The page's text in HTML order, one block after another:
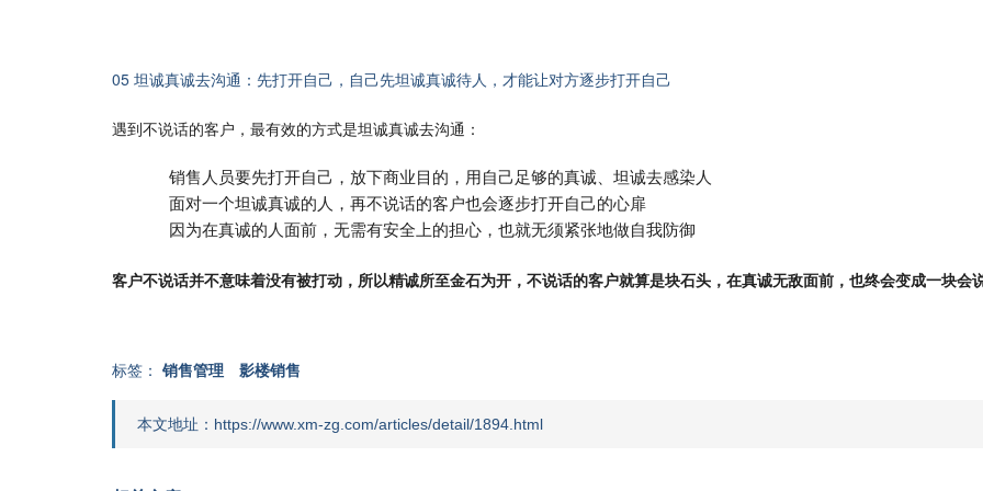
05 坦诚真诚去沟通：先打开自己，自己先坦诚真诚待人，才能让对方逐步打开自己
遇到不说话的客户，最有效的方式是坦诚真诚去沟通：
销售人员要先打开自己，放下商业目的，用自己足够的真诚、坦诚去感染人
面对一个坦诚真诚的人，再不说话的客户也会逐步打开自己的心扉
因为在真诚的人面前，无需有安全上的担心，也就无须紧张地做自我防御
客户不说话并不意味着没有被打动，所以精诚所至金石为开，不说话的客户就算是块石头，在真诚无敌面前，也终会变成一块会
标签： 销售管理 影楼销售
本文地址：https://www.xm-zg.com/articles/detail/1894.html